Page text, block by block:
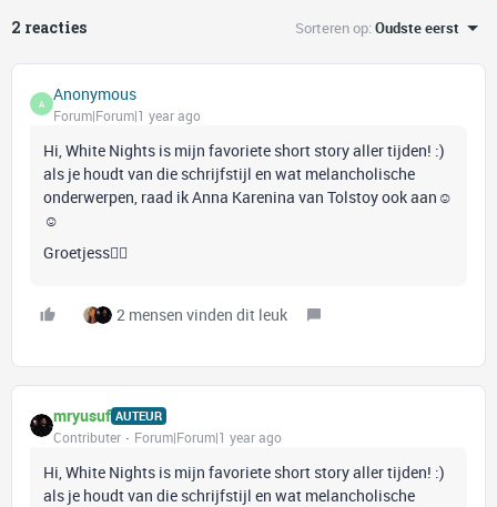
2 reacties Sorteren op:Oudste eerst
A Anonymous
Forum|Forum|1 year ago
Hi, White Nights is mijn favoriete short story aller tijden! :)
als je houdt van die schrijfstijl en wat melancholische
onderwerpen, raad ik Anna Karenina van Tolstoy ook aan☺️
☺️
Groetjess🙋‍♀️
2 mensen vinden dit leuk
mryusuf AUTEUR
Contributer Forum|Forum|1 year ago
Hi, White Nights is mijn favoriete short story aller tijden! :)
als je houdt van die schrijfstijl en wat melancholische